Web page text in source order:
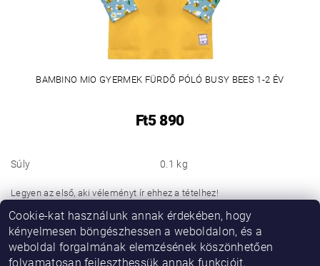
BAMBINO MIO GYERMEK FÜRDŐ PÓLÓ BUSY BEES 1-2 ÉV
Ft5 890
Súly 0.1 kg
Legyen az első, aki véleményt ír ehhez a tételhez!
Hozzászólás hozzáadása
Cookie-kat használunk annak érdekében, hogy
kényelmesen böngészhessen a weboldalon, és a
weboldal forgalmának elemzésének köszönhetően
folyamatosan fejleszthessük annak funkcióit,